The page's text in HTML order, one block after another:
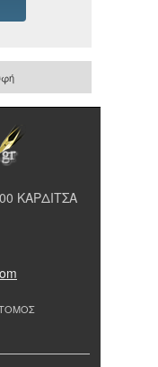
ΚΑΡΔΙΤΣΑ